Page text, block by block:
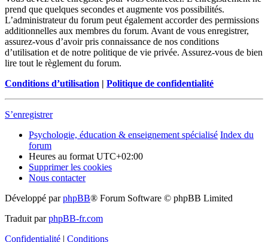
prend que quelques secondes et augmente vos possibilités.
L’administrateur du forum peut également accorder des permissions
additionnelles aux membres du forum. Avant de vous enregistrer,
assurez-vous d’avoir pris connaissance de nos conditions
d’utilisation et de notre politique de vie privée. Assurez-vous de bien
lire tout le règlement du forum.
Conditions d’utilisation | Politique de confidentialité
S’enregistrer
Psychologie, éducation & enseignement spécialisé Index du
forum
Heures au format UTC+02:00
Supprimer les cookies
Nous contacter
Développé parphpBB® Forum Software © phpBB Limited
Traduit parphpBB-fr.com
Confidentialité | Conditions